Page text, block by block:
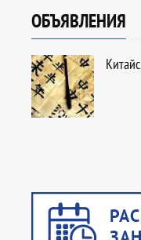
ОБЪЯВЛЕНИЯ